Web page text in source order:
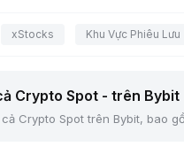
xStocks Khu Vực Phiêu Lưu
Crypto Spot - trên Bybit
Crypto Spot trên Bybit, bao